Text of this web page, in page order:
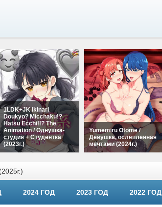
1LDK+JK Ikinari
Doukyo? Micchaku!?
Hatsu Ecchi!!? The
Animation / Однушка-
студия + Студентка
(2023г.)
Yumemiru Otome /
Девушка, ослепленная
мечтами (2024г.)
2024 ГОД 2023 ГОД 2022 ГОД